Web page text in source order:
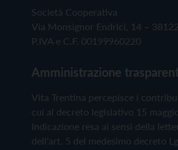
Società Cooperativa
Via Monsignor Endrici, 14 –
P.IVA e C.F. 00199960220
Amministrazione
Vita Trentina percepisce i
cui al decreto legislativo 15
Indicazione resa ai sensi della
dell'art. 5 del medesimo decreto